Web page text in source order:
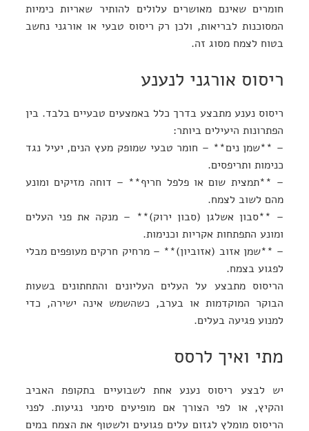
חומרים שאינם מאושרים עלולים להותיר שאריות כימיות
המסוכנות לבריאות, ולכן רק ריסוס טבעי או אורגני נחשב
בטוח לצמח מסוג זה.
ריסוס אורגני לנענע
ריסוס נענע מתבצע בדרך כלל באמצעים טבעיים בלבד. בין
הפתרונות היעילים ביותר:
– **שמן נים** – חומר טבעי שמופק מעץ הנים, יעיל נגד
כנימות ותריפסים.
– **תמצית שום או פלפל חריף** – דוחה מזיקים ומונע
מהם לשוב לצמח.
– **סבון אשלגן (סבון ירוק)** – מנקה את פני העלים
ומונע התפתחות אקריות וכנימות.
– **שמן אזוב (אזוביון)** – מרחיק חרקים מעופפים מבלי
לפגוע בצמח.
הריסוס מתבצע על העלים העליונים והתחתונים בשעות
הבוקר המוקדמות או בערב, כשהשמש אינה ישירה, כדי
למנוע פגיעה בעלים.
מתי ואיך לרסס
יש לבצע ריסוס נענע אחת לשבועיים בתקופת האביב
והקיץ, או לפי הצורך אם מופיעים סימני נגיעות. לפני
הריסוס מומלץ לגזום עלים פגועים ולשטוף את הצמח במים